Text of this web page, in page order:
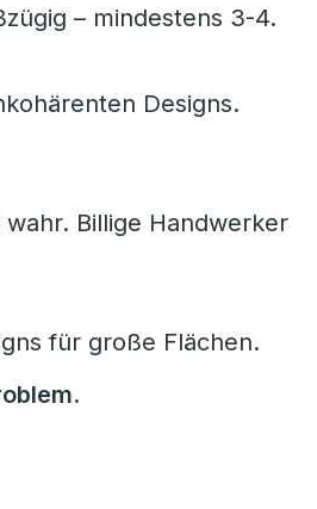
– mindestens 3-4.
Designs.
Billige Handwerker
für große Flächen.
.